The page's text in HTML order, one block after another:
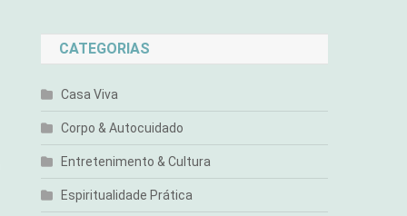
CATEGORIAS
Casa Viva
Corpo & Autocuidado
Entretenimento & Cultura
Espiritualidade Prática